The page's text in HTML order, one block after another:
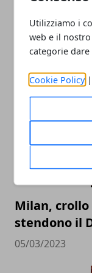
Utilizziamo i
web e il
categorie
Cookie Policy |
ARTICOLI
Milan, crollo
stendono il
05/03/2023